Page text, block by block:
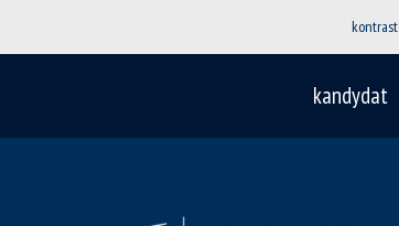
kontrast
kandydat